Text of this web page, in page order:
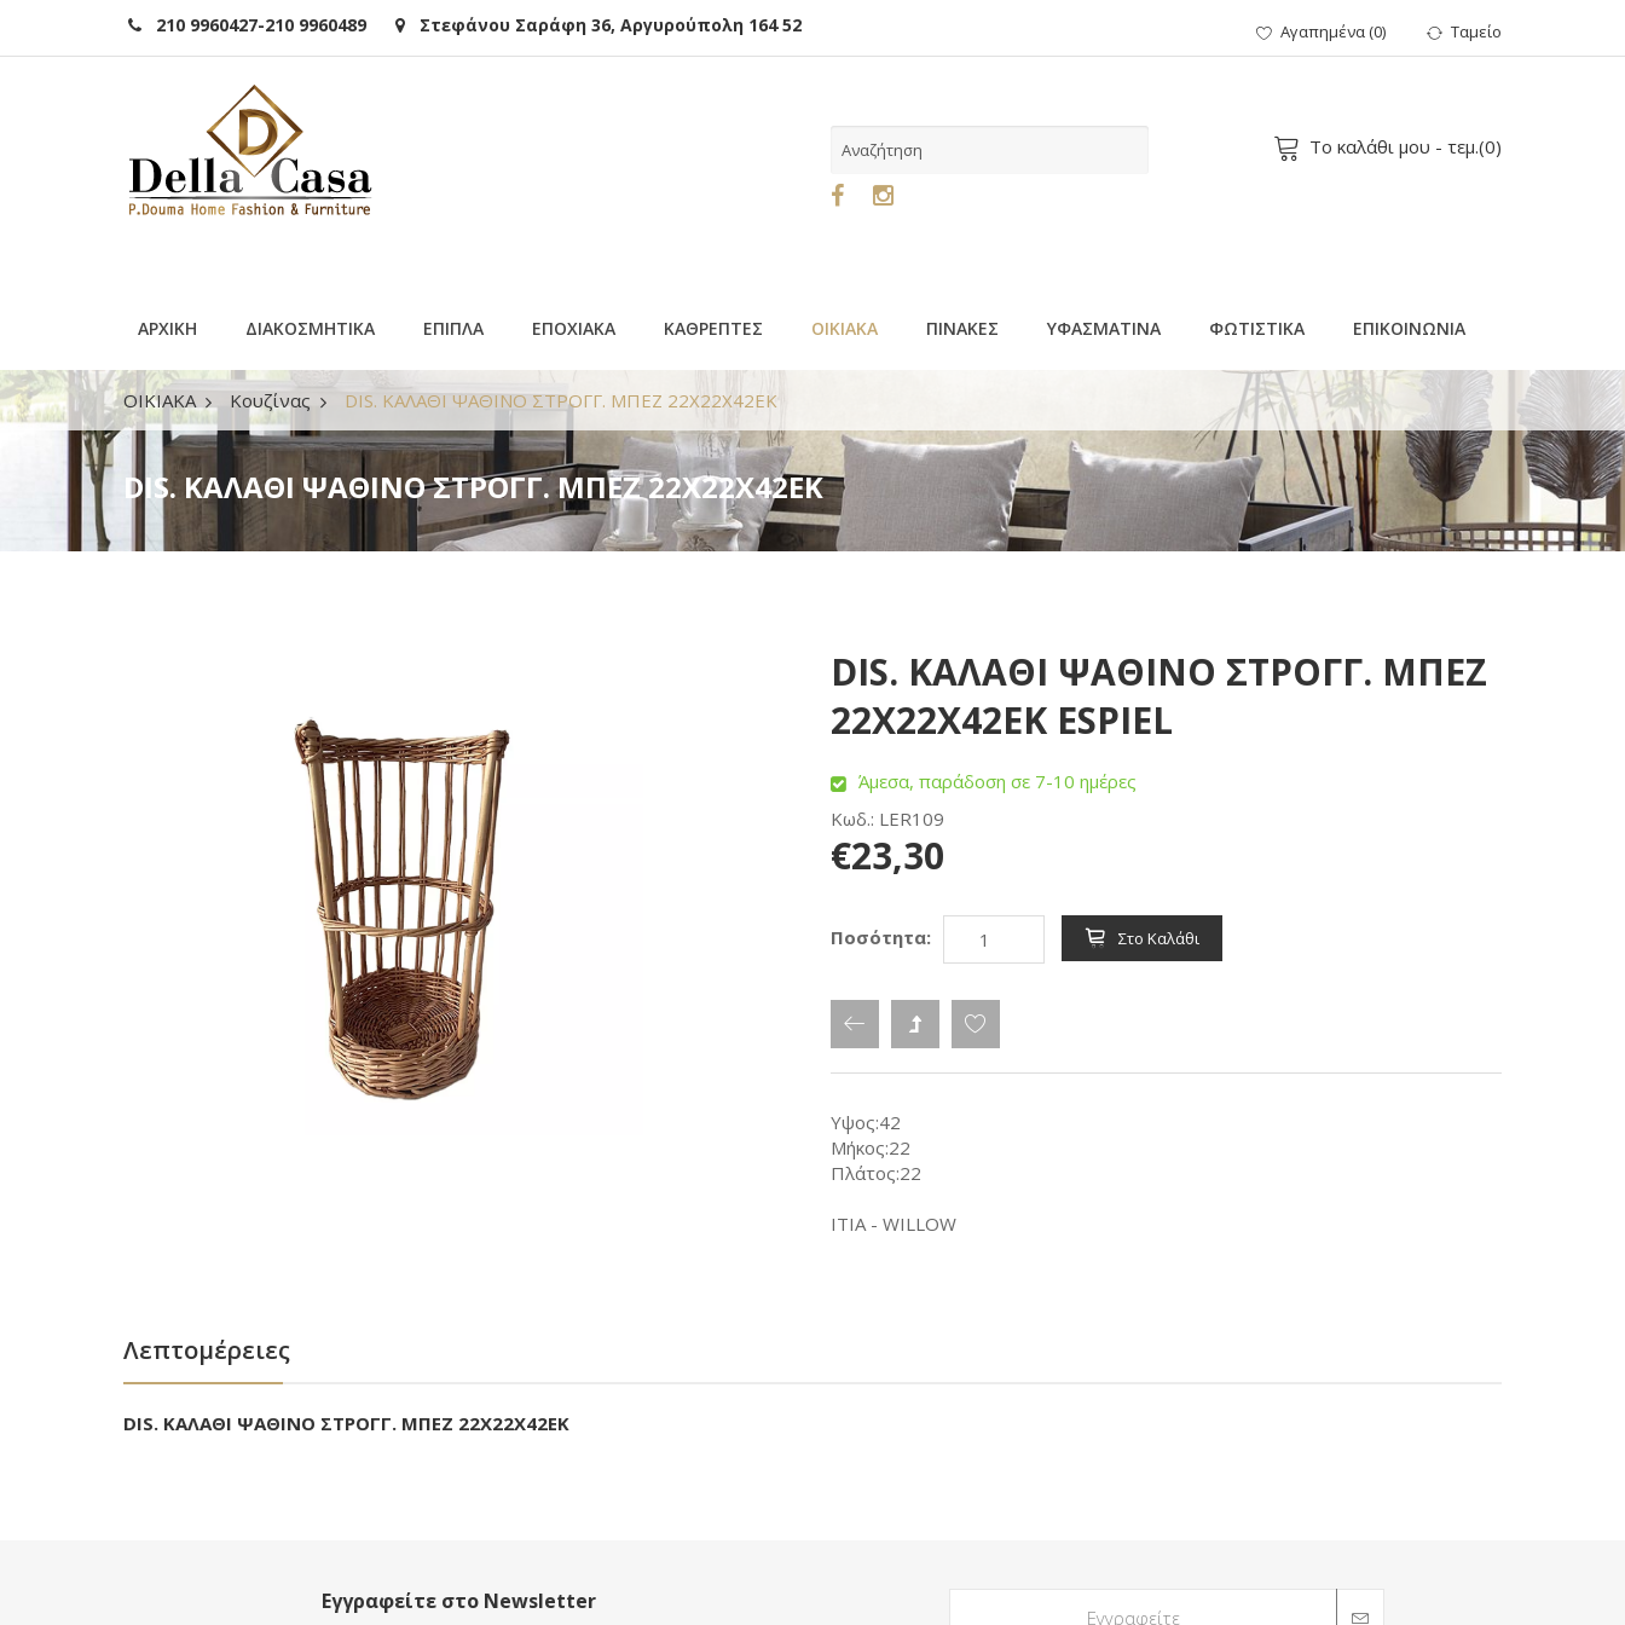
210 9960427-210 9960489 Στεφάνου Σαράφη 36, Αργυρούπολη 164 52 Αγαπημένα(0) Ταμείο
Το καλάθι μου - τεμ.(0)
ΑΡΧΙΚΗ ΔΙΑΚΟΣΜΗΤΙΚΑ ΕΠΙΠΛΑ ΕΠΟΧΙΑΚΑ ΚΑΘΡΕΠΤΕΣ ΟΙΚΙΑΚΑ ΠΙΝΑΚΕΣ ΥΦΑΣΜΑΤΙΝΑ ΦΩΤΙΣΤΙΚΑ ΕΠΙΚΟΙΝΩΝΙΑ
ΟΙΚΙΑΚΑ Κουζίνας DIS. ΚΑΛΑΘΙ ΨΑΘΙΝΟ ΣΤΡΟΓΓ. ΜΠΕΖ 22Χ22Χ42ΕΚ
DIS. ΚΑΛΑΘΙ ΨΑΘΙΝΟ ΣΤΡΟΓΓ. ΜΠΕΖ 22Χ22Χ42ΕΚ
DIS. ΚΑΛΑΘΙ ΨΑΘΙΝΟ ΣΤΡΟΓΓ. ΜΠΕΖ
22Χ22Χ42ΕΚ ESPIEL
Άμεσα, παράδοση σε 7-10 ημέρες
Κωδ.: LER109
€23,30
Ποσότητα: Στο Καλάθι
Υψος:42
Μήκος:22
Πλάτος:22
ΙΤΙΑ - WILLOW
Λεπτομέρειες
DIS. ΚΑΛΑΘΙ ΨΑΘΙΝΟ ΣΤΡΟΓΓ. ΜΠΕΖ 22Χ22Χ42ΕΚ
Εγγραφείτε στο Newsletter